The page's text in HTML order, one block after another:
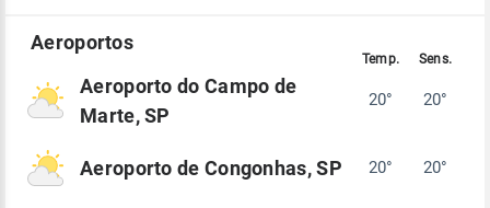
Aeroporto do Campo de
Marte, SP
20° 20°
Aeroporto de Congonhas, SP 20° 20°